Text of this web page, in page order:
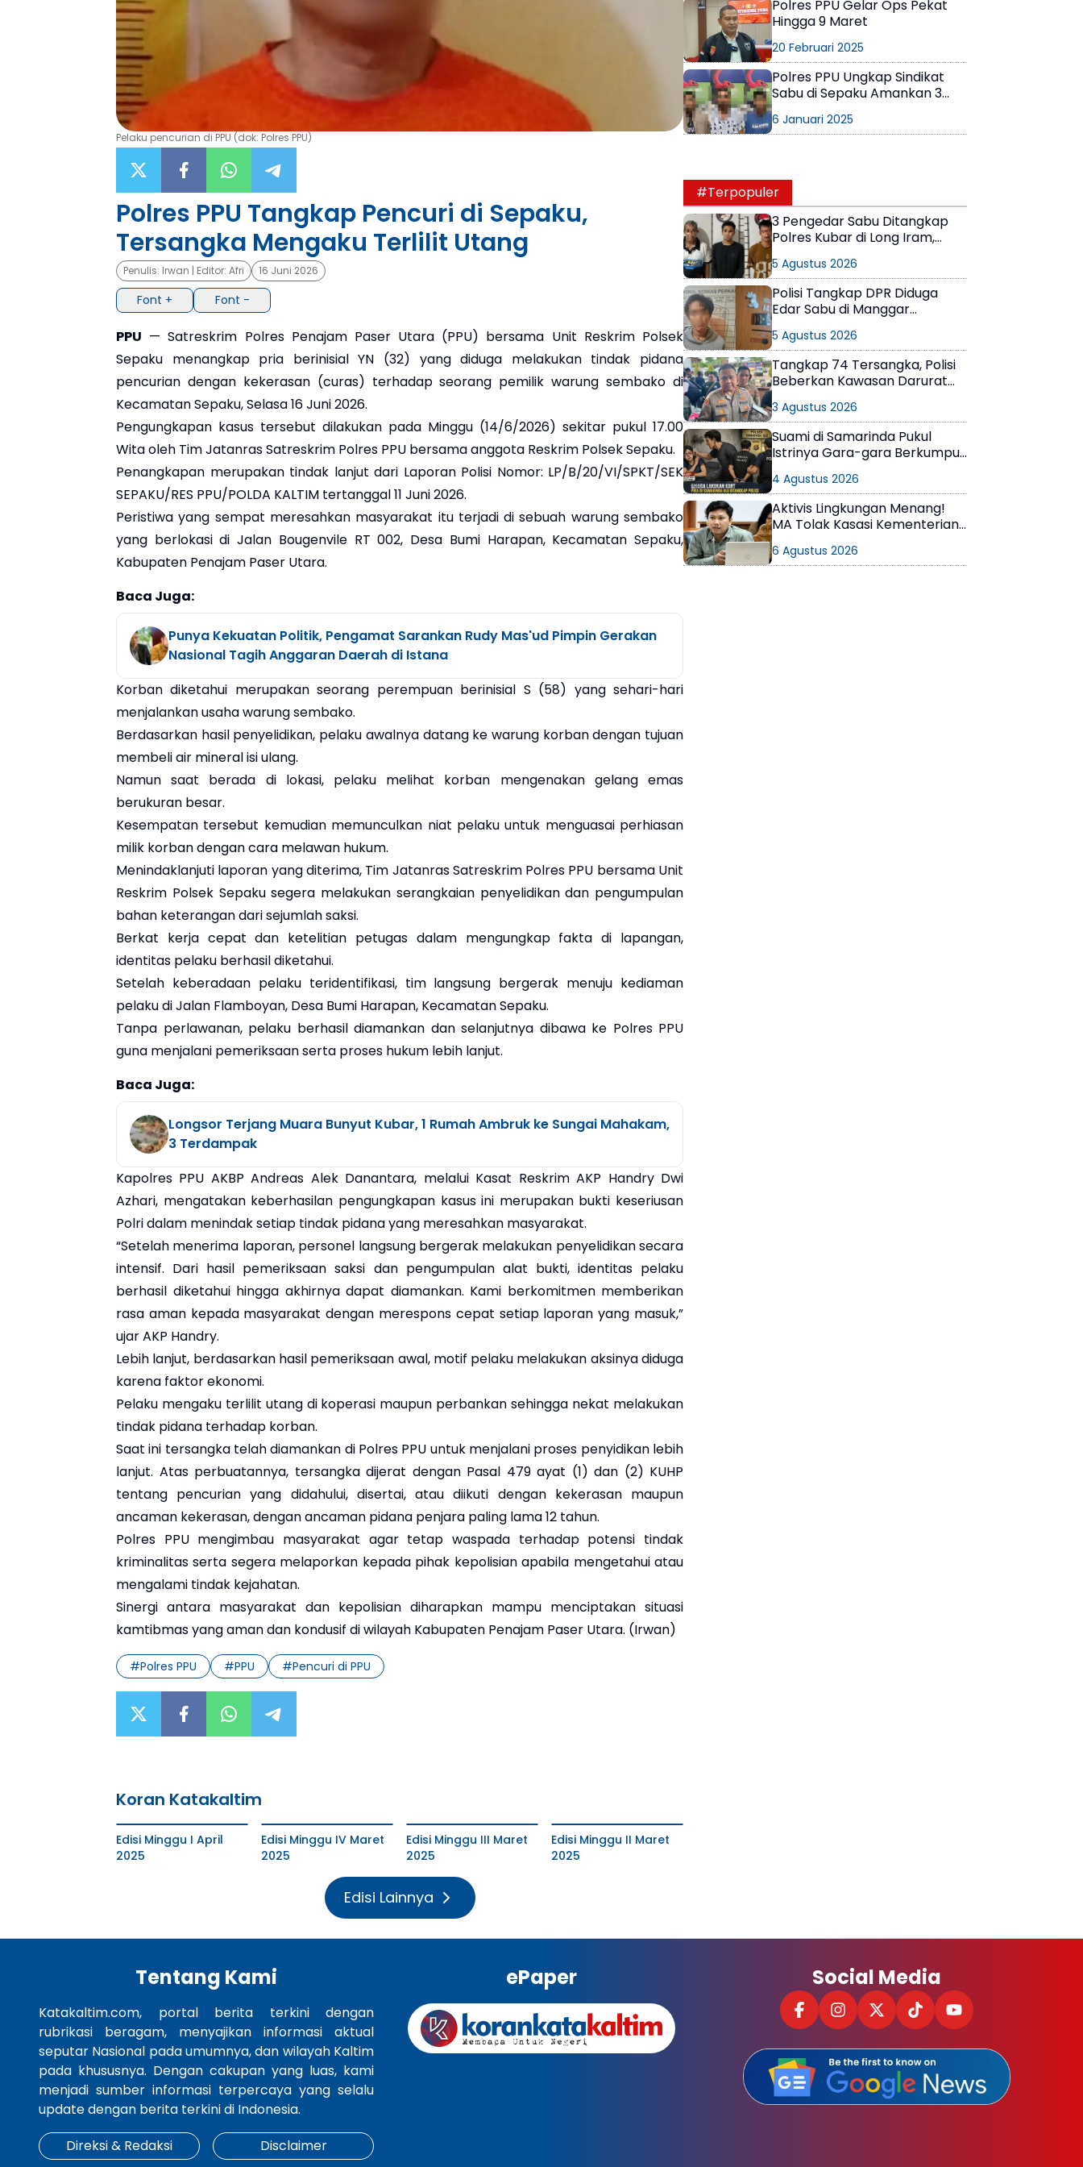
Pelaku pencurian di PPU (dok: Polres PPU)
Polres PPU Tangkap Pencuri di Sepaku,
Tersangka Mengaku Terlilit Utang
Penulis: Irwan | Editor: Afri 16 Juni 2026
Font + Font -
PPU — Satreskrim Polres Penajam Paser Utara (PPU) bersama Unit Reskrim Polsek
Sepaku menangkap pria berinisial YN (32) yang diduga melakukan tindak pidana
pencurian dengan kekerasan (curas) terhadap seorang pemilik warung sembako di
Kecamatan Sepaku, Selasa 16 Juni 2026.
Pengungkapan kasus tersebut dilakukan pada Minggu (14/6/2026) sekitar pukul 17.00
Wita oleh Tim Jatanras Satreskrim Polres PPU bersama anggota Reskrim Polsek Sepaku.
Penangkapan merupakan tindak lanjut dari Laporan Polisi Nomor: LP/B/20/VI/SPKT/SEK
SEPAKU/RES PPU/POLDA KALTIM tertanggal 11 Juni 2026.
Peristiwa yang sempat meresahkan masyarakat itu terjadi di sebuah warung sembako
yang berlokasi di Jalan Bougenvile RT 002, Desa Bumi Harapan, Kecamatan Sepaku,
Kabupaten Penajam Paser Utara.
Baca Juga:
Punya Kekuatan Politik, Pengamat Sarankan Rudy Mas'ud Pimpin Gerakan
Nasional Tagih Anggaran Daerah di Istana
Korban diketahui merupakan seorang perempuan berinisial S (58) yang sehari-hari
menjalankan usaha warung sembako.
Berdasarkan hasil penyelidikan, pelaku awalnya datang ke warung korban dengan tujuan
membeli air mineral isi ulang.
Namun saat berada di lokasi, pelaku melihat korban mengenakan gelang emas
berukuran besar.
Kesempatan tersebut kemudian memunculkan niat pelaku untuk menguasai perhiasan
milik korban dengan cara melawan hukum.
Menindaklanjuti laporan yang diterima, Tim Jatanras Satreskrim Polres PPU bersama Unit
Reskrim Polsek Sepaku segera melakukan serangkaian penyelidikan dan pengumpulan
bahan keterangan dari sejumlah saksi.
Berkat kerja cepat dan ketelitian petugas dalam mengungkap fakta di lapangan,
identitas pelaku berhasil diketahui.
Setelah keberadaan pelaku teridentifikasi, tim langsung bergerak menuju kediaman
pelaku di Jalan Flamboyan, Desa Bumi Harapan, Kecamatan Sepaku.
Tanpa perlawanan, pelaku berhasil diamankan dan selanjutnya dibawa ke Polres PPU
guna menjalani pemeriksaan serta proses hukum lebih lanjut.
Baca Juga:
Longsor Terjang Muara Bunyut Kubar, 1 Rumah Ambruk ke Sungai Mahakam,
3 Terdampak
Kapolres PPU AKBP Andreas Alek Danantara, melalui Kasat Reskrim AKP Handry Dwi
Azhari, mengatakan keberhasilan pengungkapan kasus ini merupakan bukti keseriusan
Polri dalam menindak setiap tindak pidana yang meresahkan masyarakat.
“Setelah menerima laporan, personel langsung bergerak melakukan penyelidikan secara
intensif. Dari hasil pemeriksaan saksi dan pengumpulan alat bukti, identitas pelaku
berhasil diketahui hingga akhirnya dapat diamankan. Kami berkomitmen memberikan
rasa aman kepada masyarakat dengan merespons cepat setiap laporan yang masuk,”
ujar AKP Handry.
Lebih lanjut, berdasarkan hasil pemeriksaan awal, motif pelaku melakukan aksinya diduga
karena faktor ekonomi.
Pelaku mengaku terlilit utang di koperasi maupun perbankan sehingga nekat melakukan
tindak pidana terhadap korban.
Saat ini tersangka telah diamankan di Polres PPU untuk menjalani proses penyidikan lebih
lanjut. Atas perbuatannya, tersangka dijerat dengan Pasal 479 ayat (1) dan (2) KUHP
tentang pencurian yang didahului, disertai, atau diikuti dengan kekerasan maupun
ancaman kekerasan, dengan ancaman pidana penjara paling lama 12 tahun.
Polres PPU mengimbau masyarakat agar tetap waspada terhadap potensi tindak
kriminalitas serta segera melaporkan kepada pihak kepolisian apabila mengetahui atau
mengalami tindak kejahatan.
Sinergi antara masyarakat dan kepolisian diharapkan mampu menciptakan situasi
kamtibmas yang aman dan kondusif di wilayah Kabupaten Penajam Paser Utara. (Irwan)
#Polres PPU #PPU #Pencuri di PPU
Koran Katakaltim
Edisi Minggu I April
2025
Edisi Minggu IV Maret
2025
Edisi Minggu III Maret
2025
Edisi Minggu II Maret
2025
Edisi Lainnya
Polres PPU Gelar Ops Pekat
Hingga 9 Maret
20 Februari 2025
Polres PPU Ungkap Sindikat
Sabu di Sepaku Amankan 3
6 Januari 2025
#Terpopuler
3 Pengedar Sabu Ditangkap
Polres Kubar di Long Iram,
5 Agustus 2026
Polisi Tangkap DPR Diduga
Edar Sabu di Manggar
5 Agustus 2026
Tangkap 74 Tersangka, Polisi
Beberkan Kawasan Darurat
3 Agustus 2026
Suami di Samarinda Pukul
Istrinya Gara-gara Berkumpul
4 Agustus 2026
Aktivis Lingkungan Menang!
MA Tolak Kasasi Kementerian
KPC Dinyatakan Informasi
6 Agustus 2026
Tentang Kami
Katakaltim.com, portal berita terkini dengan
rubrikasi beragam, menyajikan informasi aktual
seputar Nasional pada umumnya, dan wilayah Kaltim
pada khususnya. Dengan cakupan yang luas, kami
menjadi sumber informasi terpercaya yang selalu
update dengan berita terkini di Indonesia.
Direksi & Redaksi
Disclaimer
ePaper Social Media